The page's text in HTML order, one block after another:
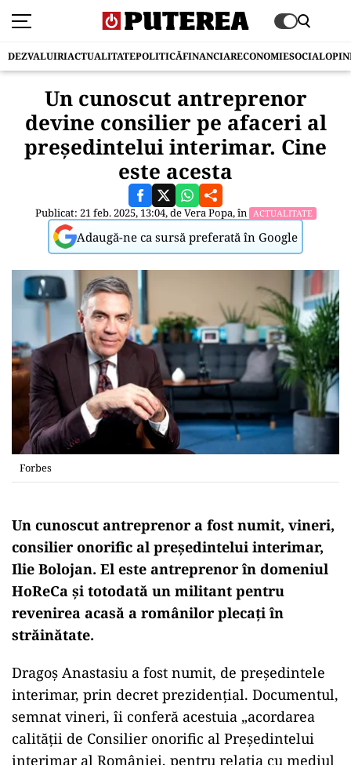
DEZVALUIRIACTUALITATEPOLITICĂFINANCIARECONOMIESOCIAL
Un cunoscut antreprenor
devine consilier pe afaceri al
președintelui interimar. Cine
este acesta
Publicat: 21 feb. 2025, 13:04, deVera Popa, în ACTUALITATE
Adaugă-ne ca sursă preferată în Google
Forbes
Un cunoscut antreprenor a fost numit, vineri,
consilier onorific al președintelui interimar,
Ilie Bolojan. El este antreprenor în domeniul
HoReCa și totodată un militant pentru
revenirea acasă a românilor plecați în
străinătate.
Dragoș Anastasiu a fost numit, de președintele
interimar, prin decret prezidențial. Documentul,
semnat vineri, îi conferă acestuia „acordarea
calităţii de Consilier onorific al Președintelui
interimar al României, pentru relaţia cu mediul